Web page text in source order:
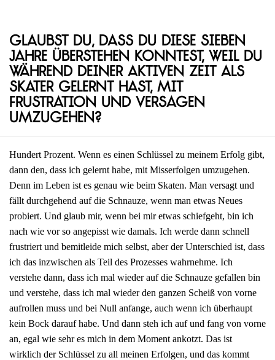
Glaubst du, dass du diese sieben
Jahre überstehen konntest, weil du
während deiner aktiven Zeit als
Skater gelernt hast, mit
Frustration und Versagen
umzugehen?
Hundert Prozent. Wenn es einen Schlüssel zu meinem Erfolg gibt,
dann den, dass ich gelernt habe, mit Misserfolgen umzugehen.
Denn im Leben ist es genau wie beim Skaten. Man versagt und
fällt durchgehend auf die Schnauze, wenn man etwas Neues
probiert. Und glaub mir, wenn bei mir etwas schiefgeht, bin ich
nach wie vor so angepisst wie damals. Ich werde dann schnell
frustriert und bemitleide mich selbst, aber der Unterschied ist, dass
ich das inzwischen als Teil des Prozesses wahrnehme. Ich
verstehe dann, dass ich mal wieder auf die Schnauze gefallen bin
und verstehe, dass ich mal wieder den ganzen Scheiß von vorne
aufrollen muss und bei Null anfange, auch wenn ich überhaupt
kein Bock darauf habe. Und dann steh ich auf und fang von vorne
an, egal wie sehr es mich in dem Moment ankotzt. Das ist
wirklich der Schlüssel zu all meinen Erfolgen, und das kommt